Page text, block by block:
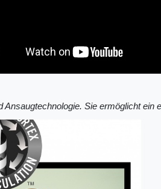
Sie ermöglicht ein